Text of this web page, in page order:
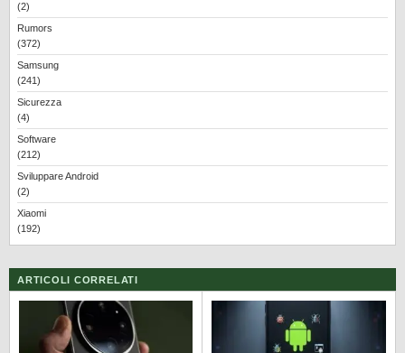
(2)
Rumors
(372)
Samsung
(241)
Sicurezza
(4)
Software
(212)
Sviluppare Android
(2)
Xiaomi
(192)
ARTICOLI CORRELATI